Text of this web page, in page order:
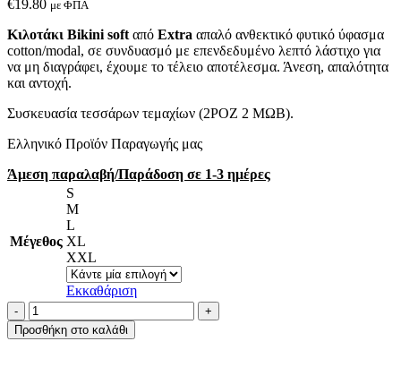
€19.80 με ΦΠΑ
Κιλοτάκι Bikini soft από Extra απαλό ανθεκτικό φυτικό ύφασμα
cotton/modal, σε συνδυασμό με επενδεδυμένο λεπτό λάστιχο για
να μη διαγράφει, έχουμε το τέλειο αποτέλεσμα. Άνεση, απαλότητα
και αντοχή.
Συσκευασία τεσσάρων τεμαχίων (2ΡΟΖ 2 ΜΩΒ).
Ελληνικό Προϊόν Παραγωγής μας
Άμεση παραλαβή/Παράδοση σε 1-3 ημέρες
Μέγεθος
S
M
L
XL
XXL
Εκκαθάριση
AA-
UNDERWEAR
Κιλοτάκι
Προσθήκη στο καλάθι